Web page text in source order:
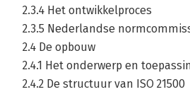
2.3.4 Het ontwikkelproces
2.3.5 Nederlandse
2.4 De opbouw
2.4.1 Het onderwerp en
2.4.2 De structuur van ISO 21500